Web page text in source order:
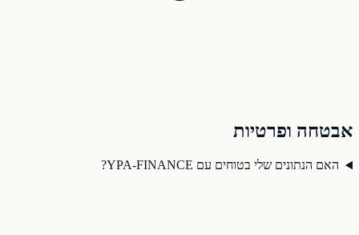
אבטחה ופרטיות
האם הנתונים שלי בטוחים עם YPA-FINANCE?